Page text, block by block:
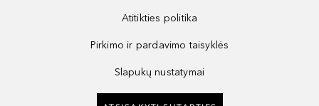
Atitikties politika
Pirkimo ir pardavimo taisyklės
Slapukų nustatymai